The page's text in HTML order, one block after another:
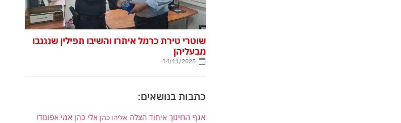
שוטרי טירת כרמל איתרו והשיבו תפילין שנגנבו
מבעליהן
14/11/2025
כתבות בנושאים:
אגף החינוך איחוד הצלה אליהו כהן אלי כהן אמי אפומדו